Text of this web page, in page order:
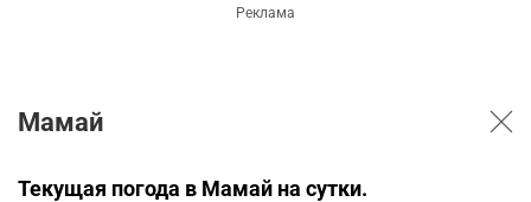
Мамай
Текущая погода в Мамай на сутки.